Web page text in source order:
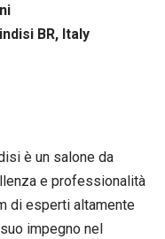
BR, Italy
è un salone da
e professionalità
di esperti altamente
impegno nel